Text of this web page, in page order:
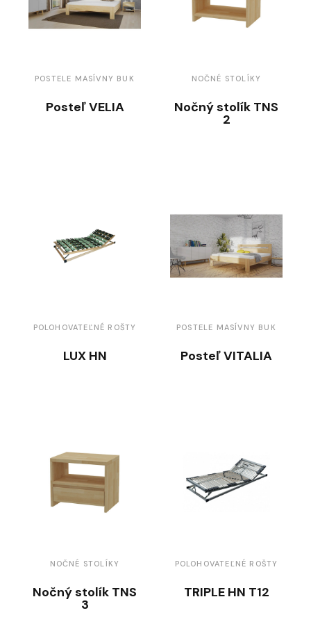
POSTELE MASÍVNY BUK
Posteľ VELIA
NOČNÉ STOLÍKY
Nočný stolík TNS
2
POLOHOVATEĽNÉ ROŠTY
LUX HN
POSTELE MASÍVNY BUK
Posteľ VITALIA
NOČNÉ STOLÍKY
Nočný stolík TNS
3
POLOHOVATEĽNÉ ROŠTY
TRIPLE HN T12